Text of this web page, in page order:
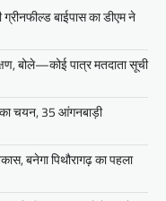
बाईपास का डीएम ने
बोले—कोई पात्र मतदाता सूची
चयन, 35 आंगनबाड़ी
बनेगा पिथौरागढ़ का पहला